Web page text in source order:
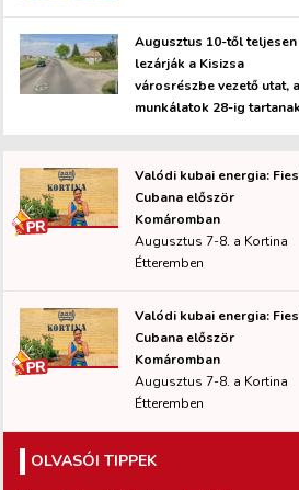
Augusztus 10-től teljesen
lezárják a Kisizsa
városrészbe vezető utat, a
munkálatok 28-ig
Valódi kubai energia:
Cubana először
Komáromban
Augusztus 7-8. a Kortina
Étteremben
Valódi kubai energia:
Cubana először
Komáromban
Augusztus 7-8. a Kortina
Étteremben
OLVASÓI TIPPEK